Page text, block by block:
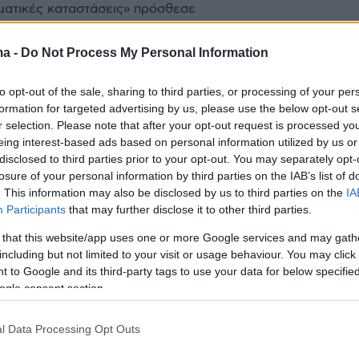
- Do Not Process My Personal Information
opt-out of the sale, sharing to third parties, or processing of your
for targeted advertising by us, please use the below opt-out
selection. Please note that after your opt-out request is processed
interest-based ads based on personal information utilized by us
to third parties prior to your opt-out. You may separately
of your personal information by third parties on the IAB’s list of
This information may also be disclosed by us to third parties on the
Participants that may further disclose it to other third parties.
that this website/app uses one or more Google services and may
but not limited to your visit or usage behaviour. You may
to Google and its third-party tags to use your data for below
consent section.
Data Processing Opt Outs
καταστάσεις» πρόσθεσε
Μιχαήλ: «Το γυμνό σώμα
ακόμα κι όταν είσαι 65 ή
να είσαι 25 ή 35 για να κάνεις Playboy» ανέφερε
7
«Δεν με απασχολεί
αποκαλέσουν χοντρή στον
στα 48 μου τα έχω ξεπεράσει
8